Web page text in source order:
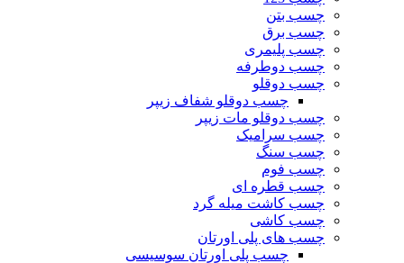
چسب بتن
چسب برق
چسب پلیمری
چسب دوطرفه
چسب دوقلو
چسب دوقلو شفاف زیپر
چسب دوقلو مات زیپر
چسب سرامیک
چسب سنگ
چسب فوم
چسب قطره ای
چسب کاشت میله گرد
چسب کاشی
چسب های پلی اورتان
چسب پلی اورتان سوسیسی